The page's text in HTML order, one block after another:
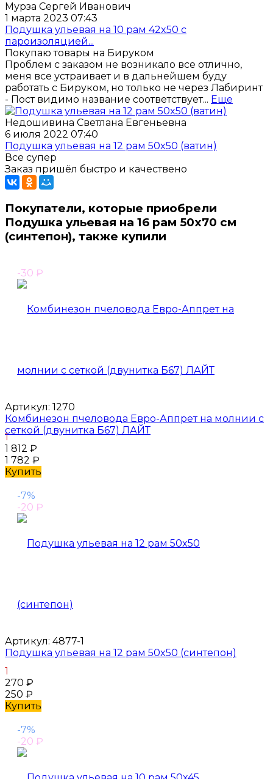
Мурза Сергей Иванович
1 марта 2023 07:43
Подушка ульевая на 10 рам 42x50 с
пароизоляцией...
Покупаю товары на Бируком
Проблем с заказом не возникало все отлично,
меня все устраивает и в дальнейшем буду
работать с Бируком, но только не через Лабиринт
- Пост видимо название соответствует... Еще
Недошивина Светлана Евгеньевна
6 июля 2022 07:40
Подушка ульевая на 12 рам 50x50 (ватин)
Все супер
Заказ пришёл быстро и качествено
Покупатели, которые приобрели
Подушка ульевая на 16 рам 50х70 см
(синтепон), также купили
-30 ₽
Артикул: 1270
Комбинезон пчеловода Евро-Аппрет на молнии с
сеткой (двунитка Б67) ЛАЙТ
1
1 812 ₽
1 782 ₽
Купить
-7%
-20 ₽
Артикул: 4877-1
Подушка ульевая на 12 рам 50x50 (синтепон)
1
270 ₽
250 ₽
Купить
-7%
-20 ₽